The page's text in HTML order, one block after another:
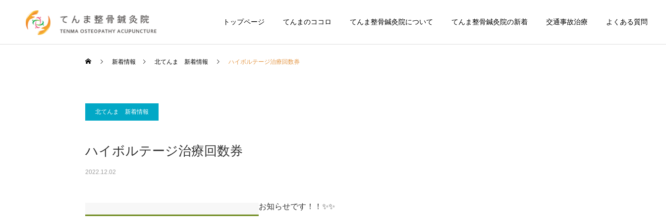
トップページ てんまのココロ てんま整骨鍼灸院について てんま整骨鍼灸院の新着 交通事故治療 よくある質問
新着情報 北てんま 新着情報 ハイボルテージ治療回数券
北てんま 新着情報
ハイボルテージ治療回数券
2022.12.02
お知らせです！！✨✨